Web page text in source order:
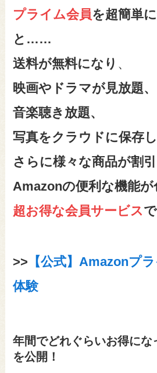
プライム会員を超簡単
と……
送料が無料になり 、
映画やドラマが見放題、
音楽聴き放題、
写真をクラウドに保存し
さらに様々な商品が割
Amazonの便利な機能が
超お得な会員サービス
>> 【公式】Amazonプ
体験
年間でどれぐらいお得にな
を公開！